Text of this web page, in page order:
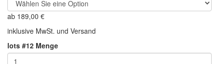
ab 189,00 €
inklusive MwSt. und Versand
lots #12 Menge